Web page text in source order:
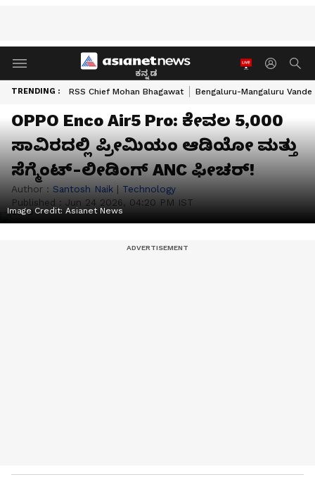
ಕನ್ನಡ
TRENDING : RSS Chief Mohan Bhagawat Bengaluru-Mangaluru
OPPO Enco Air5 Pro: ಕೇವಲ 5,000
ಸಾವಿರದಲ್ಲಿ ಪ್ರೀಮಿಯಂ ಆಡಿಯೋ ಮತ್ತು
ಸೆಗ್ಮೆಂಟ್-ಲೀಡಿಂಗ್ ANC ಫೀಚರ್!
Author : Santosh Naik | Technology
Published : Jun 24 2026, 04:20 PM IST
Image Credit: Asianet News